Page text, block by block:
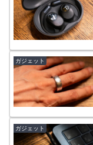
ガジェット
ガジェット